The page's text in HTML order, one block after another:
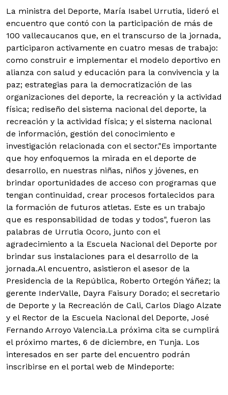
La ministra del Deporte, María Isabel Urrutia, lideró el
encuentro que contó con la participación de más de
100 vallecaucanos que, en el transcurso de la jornada,
participaron activamente en cuatro mesas de trabajo:
como construir e implementar el modelo deportivo en
alianza con salud y educación para la convivencia y la
paz; estrategias para la democratización de las
organizaciones del deporte, la recreación y la actividad
física; rediseño del sistema nacional del deporte, la
recreación y la actividad física; y el sistema nacional
de información, gestión del conocimiento e
investigación relacionada con el sector."Es importante
que hoy enfoquemos la mirada en el deporte de
desarrollo, en nuestras niñas, niños y jóvenes, en
brindar oportunidades de acceso con programas que
tengan continuidad, crear procesos fortalecidos para
la formación de futuros atletas. Este es un trabajo
que es responsabilidad de todas y todos", fueron las
palabras de Urrutia Ocoro, junto con el
agradecimiento a la Escuela Nacional del Deporte por
brindar sus instalaciones para el desarrollo de la
jornada.Al encuentro, asistieron el asesor de la
Presidencia de la República, Roberto Ortegón Yáñez; la
gerente InderValle, Dayra Faisury Dorado; el secretario
de Deporte y la Recreación de Cali, Carlos Diago Alzate
y el Rector de la Escuela Nacional del Deporte, José
Fernando Arroyo Valencia.La próxima cita se cumplirá
el próximo martes, 6 de diciembre, en Tunja. Los
interesados en ser parte del encuentro podrán
inscribirse en el portal web de Mindeporte: